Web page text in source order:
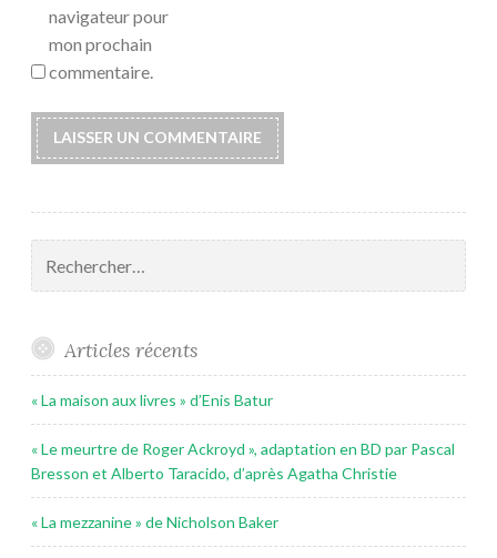
navigateur pour
mon prochain
commentaire.
Articles récents
« La maison aux livres » d’Enis Batur
« Le meurtre de Roger Ackroyd », adaptation en BD par Pascal
Bresson et Alberto Taracido, d’après Agatha Christie
« La mezzanine » de Nicholson Baker